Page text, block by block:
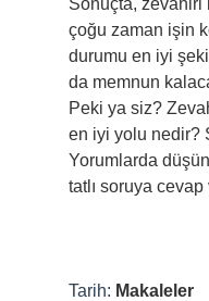
Sonuçta, zevahiri
çoğu zaman işin
durumu en iyi
da memnun
Peki ya siz?
en iyi yolu nedir?
Yorumlarda
tatlı soruya cevap
Tarih: Makaleler